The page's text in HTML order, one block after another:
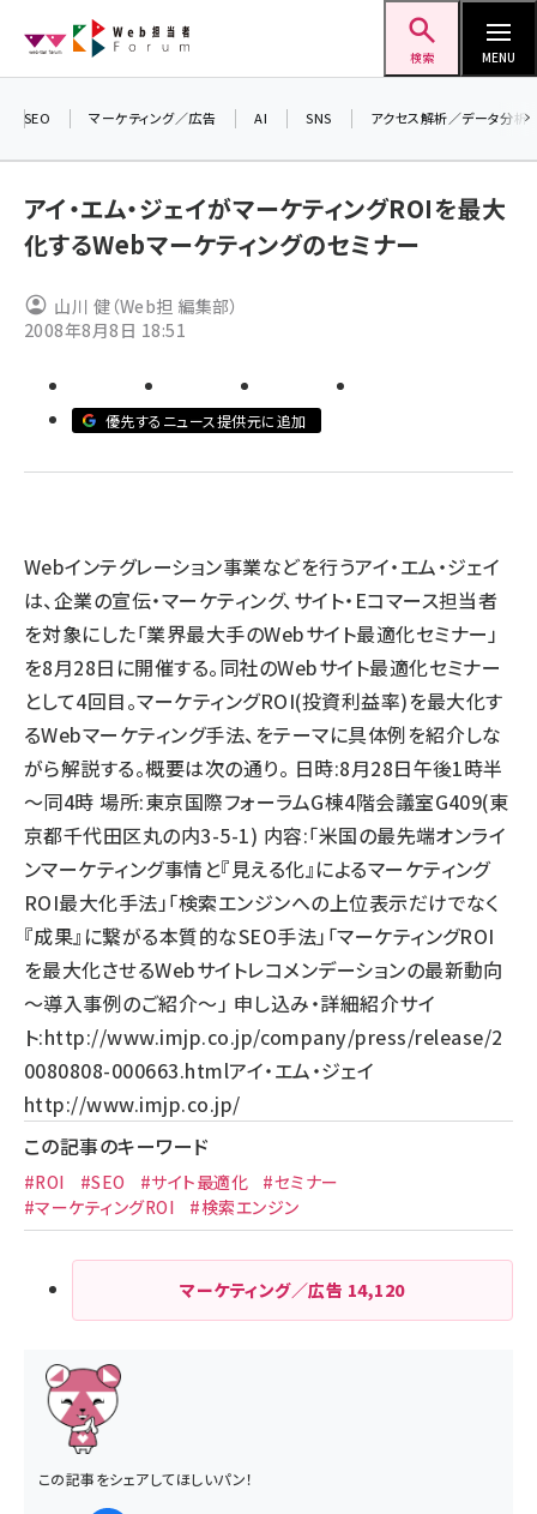
ン
検索 MENU
ai (2804)
note (2312)
llmo (1163)
SEO マーケティング／広告 AI SNS アクセス解析／データ分析
アイ・エム・ジェイがマーケティングROIを最大
化するWebマーケティングのセミナー
山川 健（Web担 編集部）
2008年8月8日 18:51
優先するニュース提供元に追加
Webインテグレーション事業などを行うアイ・エム・ジェイ
は、企業の宣伝・マーケティング、サイト・Eコマース担当者
を対象にした「業界最大手のWebサイト最適化セミナー」
を8月28日に開催する。同社のWebサイト最適化セミナー
として4回目。マーケティングROI(投資利益率)を最大化す
るWebマーケティング手法、をテーマに具体例を紹介しな
がら解説する。概要は次の通り。 日時:8月28日午後1時半
～同4時 場所:東京国際フォーラムG棟4階会議室G409(東
京都千代田区丸の内3-5-1) 内容:「米国の最先端オンライ
ンマーケティング事情と『見える化』によるマーケティング
ROI最大化手法」「検索エンジンへの上位表示だけでなく
『成果』に繋がる本質的なSEO手法」「マーケティングROI
を最大化させるWebサイトレコメンデーションの最新動向
～導入事例のご紹介～」 申し込み・詳細紹介サイ
ト:http://www.imjp.co.jp/company/press/release/2
0080808-000663.htmlアイ・エム・ジェイ
http://www.imjp.co.jp/
この記事のキーワード
#ROI #SEO #サイト最適化
#セミナー
#マーケティングROI
#検索エンジン
マーケティング／広告 14,120
この記事をシェアしてほしいパン！
る